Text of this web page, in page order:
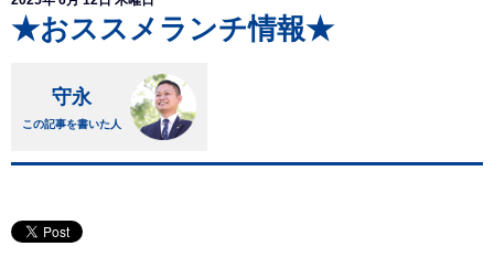
★おススメランチ情報★
守永
この記事を書いた人